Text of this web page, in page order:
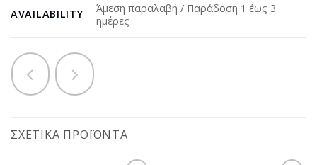
AVAILABILITY
Άμεση παραλαβή / Παράδοση 1 έως 3
ημέρες
ΣΧΕΤΙΚΆ ΠΡΟΪΌΝΤΑ